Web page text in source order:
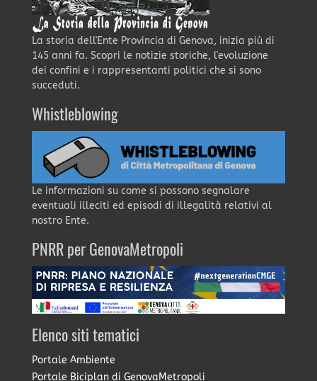
La storia dell'Ente Provincia di Genova, inizia più di
145 anni fa. Scopri le notizie storiche, l'evoluzione
dei confini e i rappresentanti politici che si sono
succeduti.
Whistleblowing
Le informazioni su come si possono segnalare
eventuali illeciti ed episodi di illegalità relativi al
nostro Ente.
PNRR per GenovaMetropoli
Elenco siti tematici
Portale Ambiente
Portale Biciplan di GenovaMetropoli